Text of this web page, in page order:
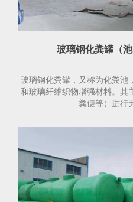
玻璃钢化粪罐（
玻璃钢化粪罐，又称为化粪池
和玻璃纤维织物增强材料。其
粪便等）进行